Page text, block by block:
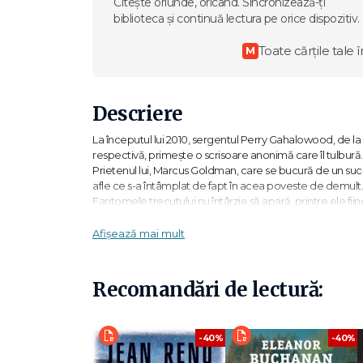
biblioteca și continuă lectura pe orice dispozitiv.
M Toate cărțile tale
Descriere
La începutul lui 2010, sergentul Perry Gahalowood, de
respectivă, primește o scrisoare anonimă care îl tulbură.
Prietenul lui, Marcus Goldman, care se bucură de un
afle ce s-a întâmplat de fapt în acea poveste de demult.
Fantomele trecutului nu întârzie să apară, printre ele
„Cu talentul său inegalabil, Joël Dicker ne invită într-o
Joël Dicker s-a născut la Geneva în 1985. Primul lui
Franceze și Premiul Goncourt pentru liceeni, și a stat la
La Editura Trei au mai apărut: Adevărul despre cazul
camerei 622, ultima fiind vândută în Franța în aproape
Afișează mai mult
Recomandări de lectură:
-40% -40%